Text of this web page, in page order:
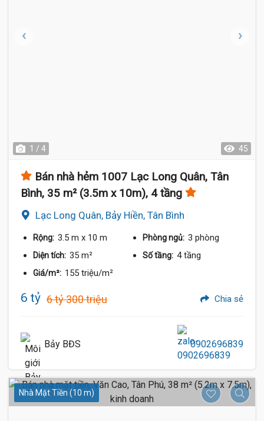
1 / 4 45
Bán nhà hẻm 1007 Lạc Long Quân, Tân
Bình, 35 m² (3.5m x 10m), 4 tầng
Lạc Long Quân, Bảy Hiền, Tân Bình
Rộng: 3.5 m x 10 m Phòng ngủ: 3 phòng
Diện tích: 35 m² Số tầng: 4 tầng
Giá/m²: 155 triệu/m²
6 tỷ 6 tỷ 300 triệu Chia sẻ
Bảy BĐS 0902696839
Nhà Mặt Tiền (10 m)